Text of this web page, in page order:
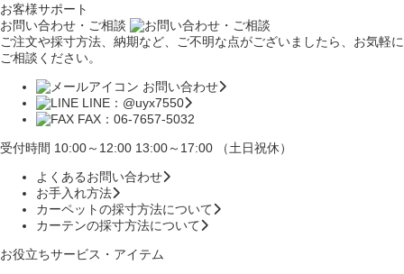
お客様サポート
お問い合わせ・ご相談
ご注文や採寸方法、納期など、ご不明な点がございましたら、お気軽に
ご相談ください。
お問い合わせ
LINE：@uyx7550
FAX：06-7657-5032
受付時間 10:00～12:00 13:00～17:00 （土日祝休）
よくあるお問い合わせ
お手入れ方法
カーペットの採寸方法について
カーテンの採寸方法について
お役立ちサービス・アイテム